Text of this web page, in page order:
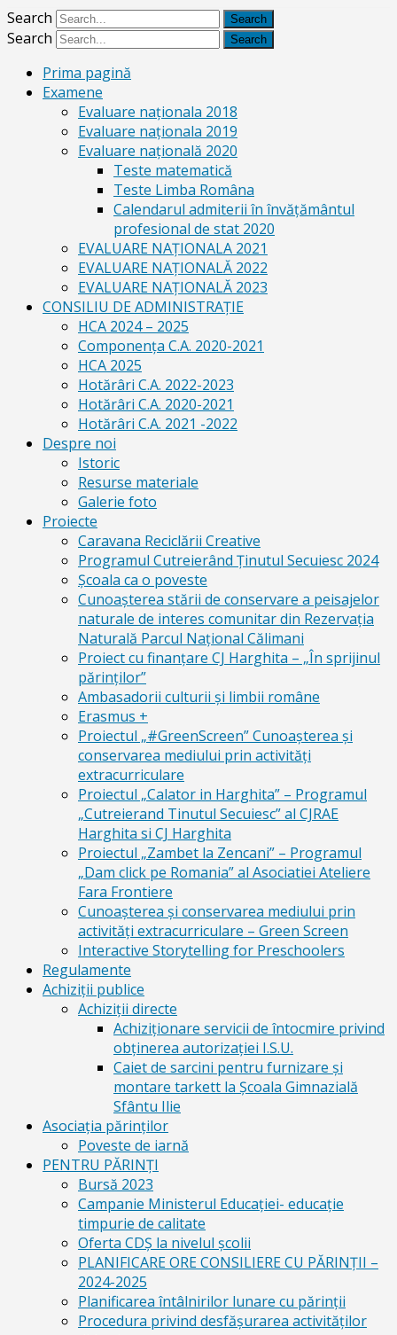
Search
Search
Prima pagină
Examene
Evaluare naționala 2018
Evaluare naționala 2019
Evaluare națională 2020
Teste matematică
Teste Limba Româna
Calendarul admiterii în învăţământul
profesional de stat 2020
EVALUARE NAȚIONALA 2021
EVALUARE NAŢIONALĂ 2022
EVALUARE NAŢIONALĂ 2023
CONSILIU DE ADMINISTRAȚIE
HCA 2024 – 2025
Componența C.A. 2020-2021
HCA 2025
Hotărâri C.A. 2022-2023
Hotărâri C.A. 2020-2021
Hotărâri C.A. 2021 -2022
Despre noi
Istoric
Resurse materiale
Galerie foto
Proiecte
Caravana Reciclării Creative
Programul Cutreierând Ținutul Secuiesc 2024
Școala ca o poveste
Cunoaşterea stării de conservare a peisajelor
naturale de interes comunitar din Rezervaţia
Naturală Parcul Naţional Călimani
Proiect cu finanţare CJ Harghita – „În sprijinul
părinţilor”
Ambasadorii culturii și limbii române
Erasmus +
Proiectul „#GreenScreen” Cunoașterea şi
conservarea mediului prin activităţi
extracurriculare
Proiectul „Calator in Harghita” – Programul
„Cutreierand Tinutul Secuiesc” al CJRAE
Harghita si CJ Harghita
Proiectul „Zambet la Zencani” – Programul
„Dam click pe Romania” al Asociatiei Ateliere
Fara Frontiere
Cunoașterea și conservarea mediului prin
activități extracurriculare – Green Screen
Interactive Storytelling for Preschoolers
Regulamente
Achiziții publice
Achiziții directe
Achiziționare servicii de întocmire privind
obținerea autorizației I.S.U.
Caiet de sarcini pentru furnizare și
montare tarkett la Școala Gimnazială
Sfântu Ilie
Asociația părinților
Poveste de iarnă
PENTRU PĂRINȚI
Bursă 2023
Campanie Ministerul Educației- educație
timpurie de calitate
Oferta CDŞ la nivelul şcolii
PLANIFICARE ORE CONSILIERE CU PĂRINȚII –
2024-2025
Planificarea întâlnirilor lunare cu părinții
Procedura privind desfășurarea activităților